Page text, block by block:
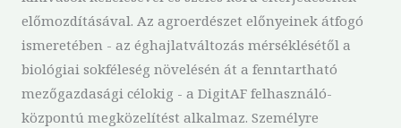
előmozdításával. Az agroerdészet előnyeinek átfogó
ismeretében - az éghajlatváltozás mérséklésétől a
biológiai sokféleség növelésén át a fenntartható
mezőgazdasági célokig - a DigitAF felhasználó-
központú megközelítést alkalmaz. Személyre